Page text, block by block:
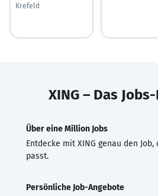
Krefeld
XING – Das
Über eine Million Jobs
Entdecke mit XING genau den
passt.
Persönliche Job-Angebote